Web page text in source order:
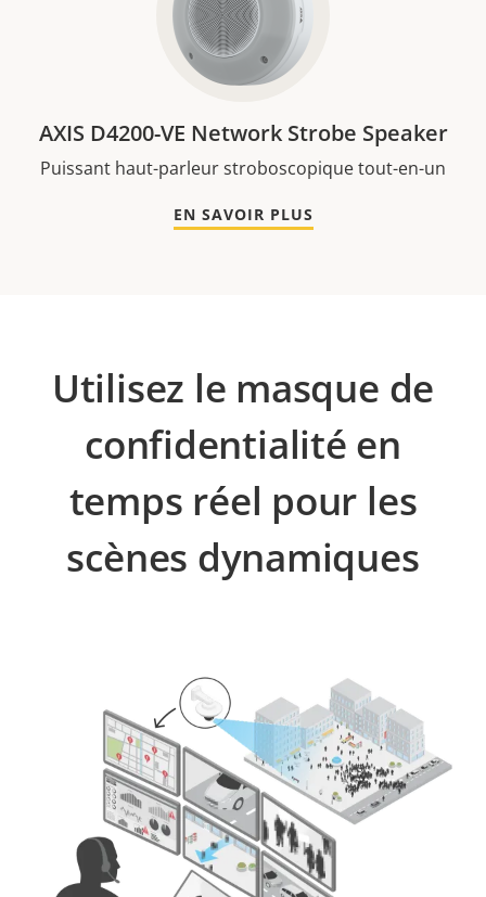
AXIS D4200-VE Network Strobe Speaker
Puissant haut-parleur stroboscopique tout-en-un
EN SAVOIR PLUS
Utilisez le masque de
confidentialité en
temps réel pour les
scènes dynamiques